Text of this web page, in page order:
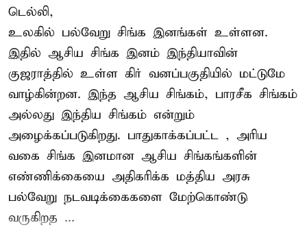
டெல்லி,
உலகில் பல்வேறு சிங்க இனங்கள் உள்ளன.
இதில் ஆசிய சிங்க இனம் இந்தியாவின்
குஜராத்தில் உள்ள கிர் வனப்பகுதியில் மட்டுமே
வாழ்கின்றன. இந்த ஆசிய சிங்கம், பாரசீக சிங்கம்
அல்லது இந்திய சிங்கம் என்றும்
அழைக்கப்படுகிறது. பாதுகாக்கப்பட்ட , அரிய
வகை சிங்க இனமான ஆசிய சிங்கங்களின்
எண்ணிக்கையை அதிகரிக்க மத்திய அரசு
பல்வேறு நடவடிக்கைகளை மேற்கொண்டு
வருகிறத ...